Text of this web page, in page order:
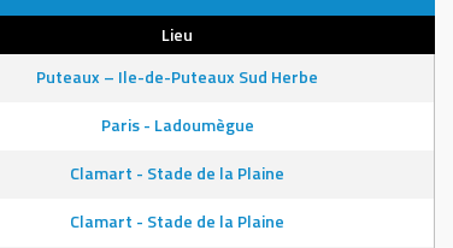
Lieu
Puteaux – Ile-de-Puteaux Sud Herbe
Paris - Ladoumègue
Clamart - Stade de la Plaine
Clamart - Stade de la Plaine